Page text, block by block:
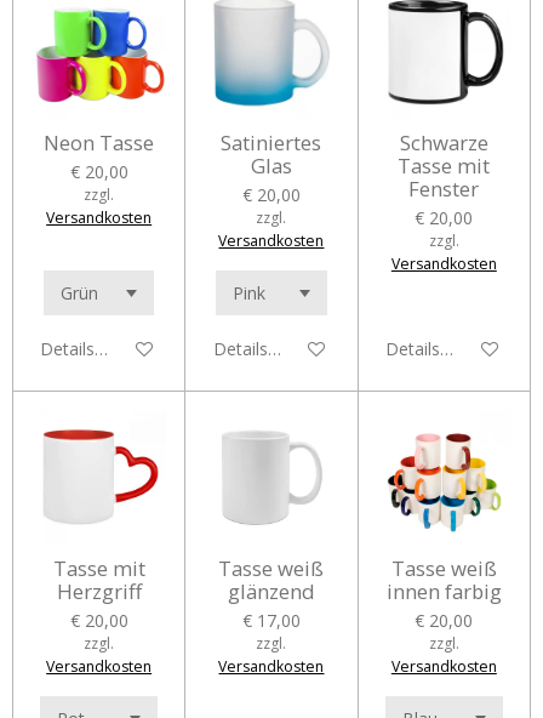
Neon Tasse
€ 20,00
zzgl.
Versandkosten
Details anzeigen
Satiniertes
Glas
€ 20,00
zzgl.
Versandkosten
Details anzeigen
Schwarze
Tasse mit
Fenster
€ 20,00
zzgl.
Versandkosten
Details anzeigen
Tasse mit
Herzgriff
€ 20,00
zzgl.
Versandkosten
Tasse weiß
glänzend
€ 17,00
zzgl.
Versandkosten
Tasse weiß
innen farbig
€ 20,00
zzgl.
Versandkosten